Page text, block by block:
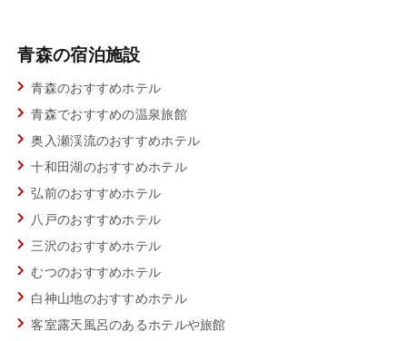
青森の宿泊施設
青森のおすすめホテル
青森でおすすめの温泉旅館
奥入瀬渓流のおすすめホテル
十和田湖のおすすめホテル
弘前のおすすめホテル
八戸のおすすめホテル
三沢のおすすめホテル
むつのおすすめホテル
白神山地のおすすめホテル
客室露天風呂のあるホテルや旅館